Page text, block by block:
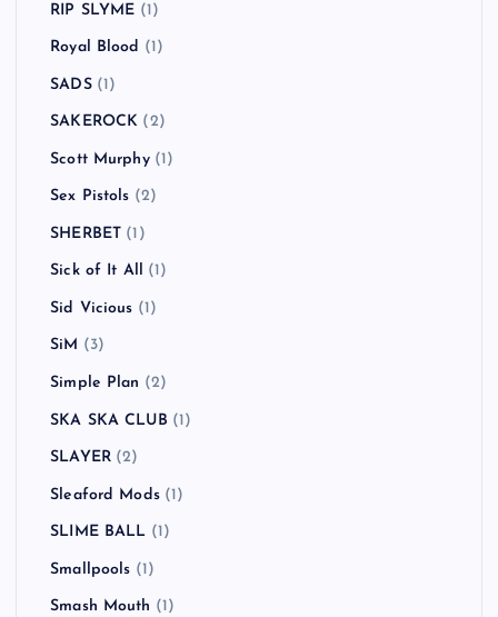
RIP SLYME (1)
Royal Blood (1)
SADS(1)
SAKEROCK (2)
Scott Murphy(1)
Sex Pistols (2)
SHERBET (1)
Sick of It All (1)
Sid Vicious (1)
SiM (3)
Simple Plan (2)
SKA SKA CLUB (1)
SLAYER(2)
Sleaford Mods(1)
SLIME BALL (1)
Smallpools (1)
Smash Mouth (1)